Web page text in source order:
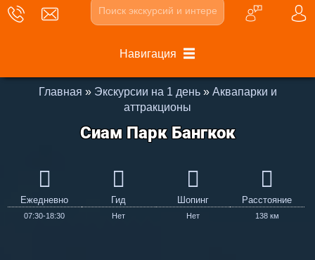
Навигация
Главная » Экскурсии на 1 день » Аквапарки и
аттракционы
Сиам Парк Бангкок
Ежедневно
07:30-18:30
Гид
Нет
Шопинг
Нет
Расстояние
138 км